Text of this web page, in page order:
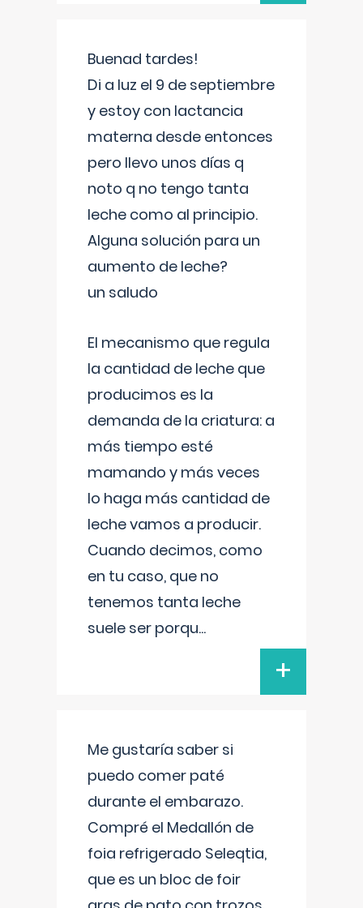
Buenad tardes!
Di a luz el 9 de septiembre
y estoy con lactancia
materna desde entonces
pero llevo unos días q
noto q no tengo tanta
leche como al principio.
Alguna solución para un
aumento de leche?
un saludo
El mecanismo que regula
la cantidad de leche que
producimos es la
demanda de la criatura: a
más tiempo esté
mamando y más veces
lo haga más cantidad de
leche vamos a producir.
Cuando decimos, como
en tu caso, que no
tenemos tanta leche
suele ser porqu...
+
Me gustaría saber si
puedo comer paté
durante el embarazo.
Compré el Medallón de
foia refrigerado Seleqtia,
que es un bloc de foir